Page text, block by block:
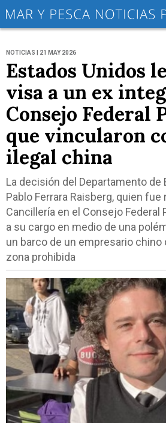
NOTICIAS | 21 MAY 2026
Estados Unidos
visa a un ex
Consejo Federal
que vincularon
ilegal china
La decisión del Departamento de
Pablo Ferrara Raisberg, quien
Cancillería en el Consejo Federal
a su cargo en medio de una
un barco de un empresario chino
zona prohibida